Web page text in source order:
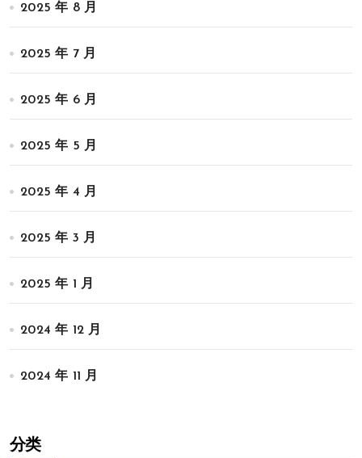
2025 年 8 月
2025 年 7 月
2025 年 6 月
2025 年 5 月
2025 年 4 月
2025 年 3 月
2025 年 1 月
2024 年 12 月
2024 年 11 月
分类